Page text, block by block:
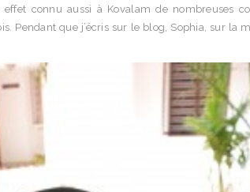
effet connu aussi à Kovalam de nombreuses
Pendant que j’écris sur le blog, Sophia, sur la